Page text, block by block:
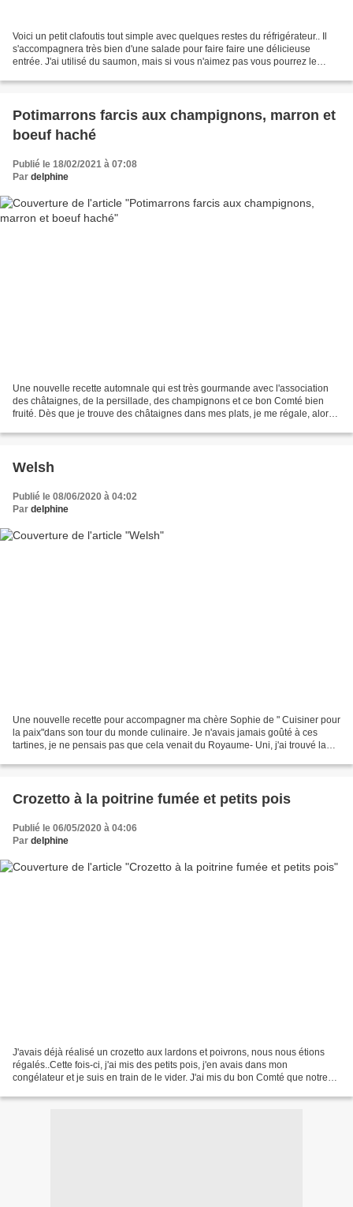
Voici un petit clafoutis tout simple avec quelques restes du réfrigérateur.. Il
s'accompagnera très bien d'une salade pour faire faire une délicieuse
entrée. J'ai utilisé du saumon, mais si vous n'aimez pas vous pourrez le
Potimarrons farcis aux champignons, marron et
boeuf haché
Publié le 18/02/2021 à 07:08
Par delphine
Une nouvelle recette automnale qui est très gourmande avec l'association
des châtaignes, de la persillade, des champignons et ce bon Comté bien
fruité. Dès que je trouve des châtaignes dans mes plats, je me régale, alors
Welsh
Publié le 08/06/2020 à 04:02
Par delphine
Une nouvelle recette pour accompagner ma chère Sophie de " Cuisiner pour
la paix"dans son tour du monde culinaire. Je n'avais jamais goûté à ces
tartines, je ne pensais pas que cela venait du Royaume- Uni, j'ai trouvé la
Crozetto à la poitrine fumée et petits pois
Publié le 06/05/2020 à 04:06
Par delphine
J'avais déjà réalisé un crozetto aux lardons et poivrons, nous nous étions
régalés..Cette fois-ci, j'ai mis des petits pois, j'en avais dans mon
congélateur et je suis en train de le vider. J'ai mis du bon Comté que notre